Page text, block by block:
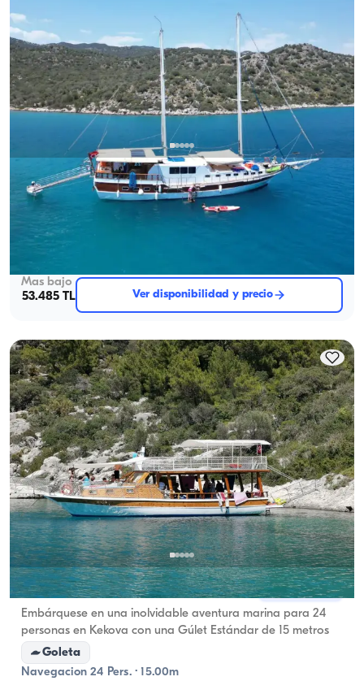
Kekova, Antalya Barco nuevo
Goleta 8 camarotes para 16 pax: Descubre calas secretas
Con capitan
Navegacion 16 Pers. · 8 Camarote · 23.00m
Mas bajo
53.485 TL
Ver disponibilidad y precio
Kekova, Antalya Barco nuevo
Embárquese en una inolvidable aventura marina para 24
personas en Kekova con una Gúlet Estándar de 15 metros
Goleta
Navegacion 24 Pers. · 15.00m